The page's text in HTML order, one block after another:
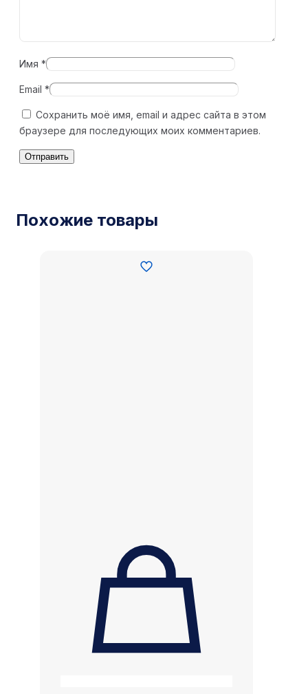
Имя *
Email *
Сохранить моё имя, email и адрес сайта в этом
браузере для последующих моих комментариев.
Похожие товары